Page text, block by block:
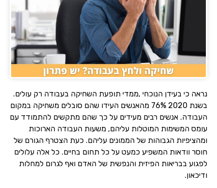
נראה כי בעידן הנוכחי ,ממדי תופעת השחיקה בעבודה רק עולים.
בשנת 2020 76% מהאנשים העידו שהם סובלים משחיקה במקום
העבודה. אנשים רבים מעידים על כך שהם מתקשים להתמודד עם
עומס המשימות המוטלות עליהם, משעות העבודה הארוכות
ומהציפיות הגבוהות של הממונים עליהם. כעת הצטרף הגורם של
חוסר וודאות המשפיע כמעט על כל תחום בחיים. כל אלה עלולים
לפגוע בבריאות הפיזית והנפשית של האדם ואף לגרום למחלות
ודיכאון.